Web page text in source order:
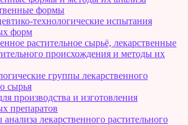
формы
технологические испытания
форм
растительное сырьё, лекарственные
происхождения и методы их
группы лекарственного
сырья
производства и изготовления
препаратов
лекарственного растительного